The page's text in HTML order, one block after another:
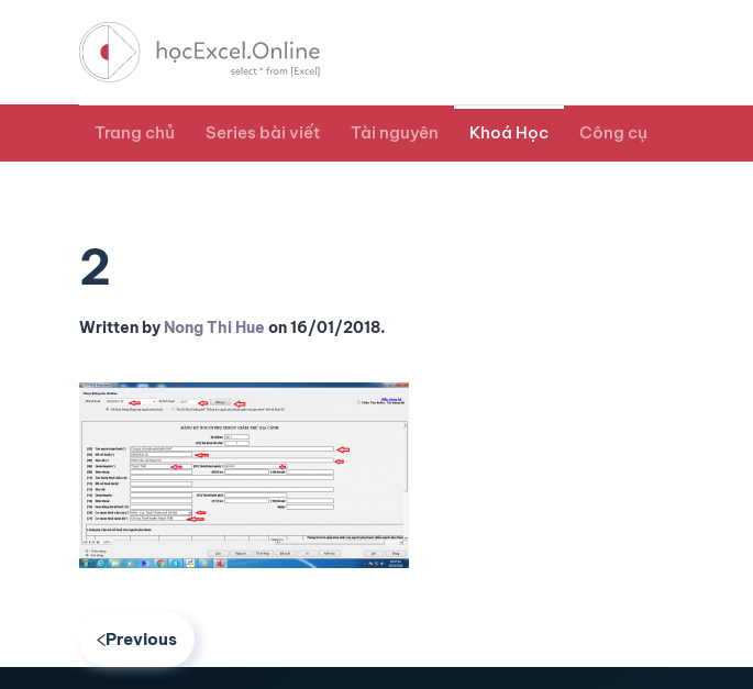
Trang chủ Series bài viết Tài nguyên Khoá Học Công cụ
2
Written by Nong Thi Hue on16/01/2018.
Previous